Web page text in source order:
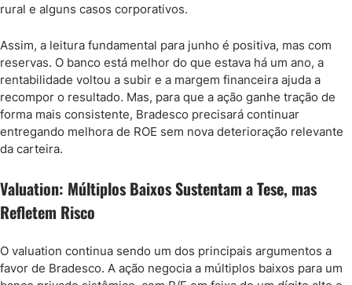
rural e alguns casos corporativos.
Assim, a leitura fundamental para junho é positiva, mas com
reservas. O banco está melhor do que estava há um ano, a
rentabilidade voltou a subir e a margem financeira ajuda a
recompor o resultado. Mas, para que a ação ganhe tração de
forma mais consistente, Bradesco precisará continuar
entregando melhora de ROE sem nova deterioração relevante
da carteira.
Valuation: Múltiplos Baixos Sustentam a Tese, mas
Refletem Risco
O valuation continua sendo um dos principais argumentos a
favor de Bradesco. A ação negocia a múltiplos baixos para um